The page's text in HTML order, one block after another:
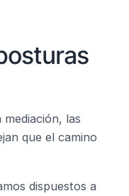
las
que el camino
dispuestos a